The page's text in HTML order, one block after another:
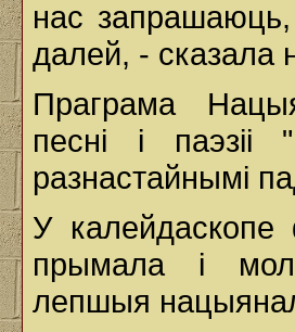
нас
далей, - сказала
Праграма
песні і паэзіі
разнастайнымі
У
прымала і
лепшыя